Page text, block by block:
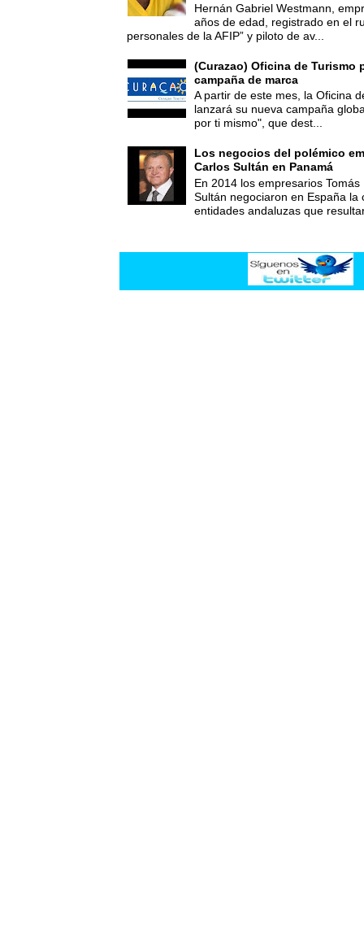
Hernán Gabriel Westmann,
años de edad, registrado en el
personales de la AFIP” y piloto de av...
(Curazao) Oficina de Turismo
campaña de marca
A partir de este mes, la Oficina
lanzará su nueva campaña
por ti mismo", que dest...
Los negocios del polémico
Carlos Sultán en Panamá
En 2014 los empresarios
Sultán negociaron en España la
entidades andaluzas que